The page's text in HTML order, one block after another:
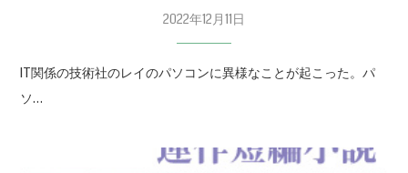
2022年12月11日
IT関係の技術社のレイのパソコンに異様なことが起こった。パ
ソ…